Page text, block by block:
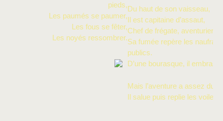
pieds,
Les paumés se paumer,
Les fous se fêter,
Les noyés ressombrer.
Du haut de son vaisseau,
Il est capitaine d’assaut,
Chef de frégate, aventurier
Sa fumée repère les
publics.
D’une bourasque, il
Mais l’aventure a assez duré,
Il salue puis replie les voiles,